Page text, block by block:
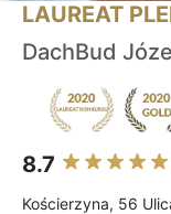
LAUREAT
DachBud
8.7
Kościerzyna, 56